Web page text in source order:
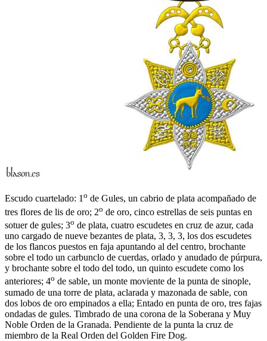
Escudo cuartelado: 1o de Gules, un cabrio de plata acompañado de
tres flores de lis de oro; 2o de oro, cinco estrellas de seis puntas en
sotuer de gules; 3o de plata, cuatro escudetes en cruz de azur, cada
uno cargado de nueve bezantes de plata, 3, 3, 3, los dos escudetes
de los flancos puestos en faja apuntando al del centro, brochante
sobre el todo un carbunclo de cuerdas, orlado y anudado de púrpura,
y brochante sobre el todo del todo, un quinto escudete como los
anteriores; 4o de sable, un monte moviente de la punta de sinople,
sumado de una torre de plata, aclarada y mazonada de sable, con
dos lobos de oro empinados a ella; Entado en punta de oro, tres fajas
ondadas de gules. Timbrado de una corona de la Soberana y Muy
Noble Orden de la Granada. Pendiente de la punta la cruz de
miembro de la Real Orden del Golden Fire Dog.